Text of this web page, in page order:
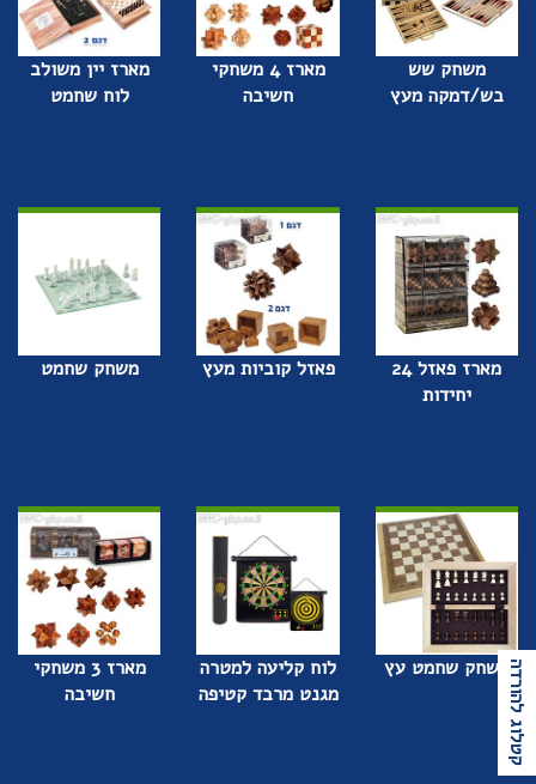
קטלוג להורדה
משחק שש
בש/דמקה מעץ
מארז 4 משחקי
חשיבה
מארז יין משולב
לוח שחמט
מארז פאזל 24
יחידות
פאזל קוביות מעץ משחק שחמט
משחק שחמט עץ
לוח קליעה למטרה
מגנט מרבד קטיפה
מארז 3 משחקי
חשיבה